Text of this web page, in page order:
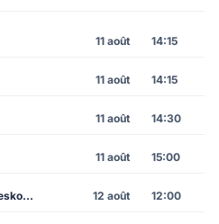
11 août 14:15
11 août 14:15
11 août 14:30
11 août 15:00
Rapid Vienna vs Paide Linnameeskond 12 août 12:00